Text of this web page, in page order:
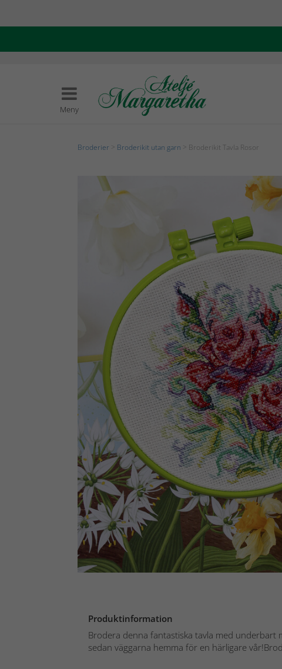
Meny
Broderier Broderikit utan garn > Broderikit Tavla Rosor
Produktinformation
Brodera denna fantastiska tavla med underbart
sedan väggarna hemma för en härligare